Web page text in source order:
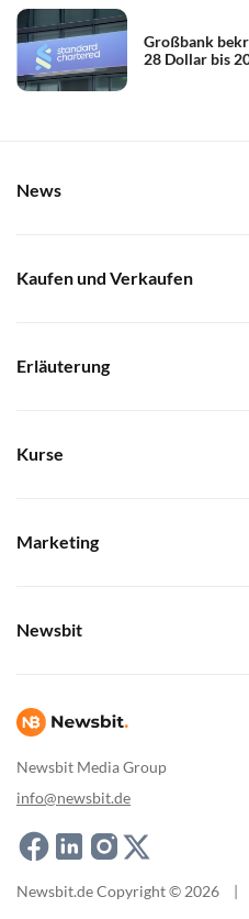
Großbank
28 Dollar bis
Newsbit Media Group
info@newsbit.de
News
Kaufen und Verkaufen
Erläuterung
Kurse
Marketing
Newsbit
Newsbit.de Copyright © 2026 |